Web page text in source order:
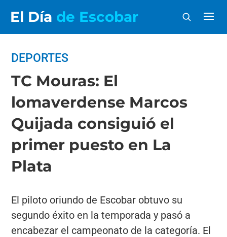
El Día de Escobar
DEPORTES
TC Mouras: El
lomaverdense Marcos
Quijada consiguió el
primer puesto en La
Plata
El piloto oriundo de Escobar obtuvo su
segundo éxito en la temporada y pasó a
encabezar el campeonato de la categoría. El